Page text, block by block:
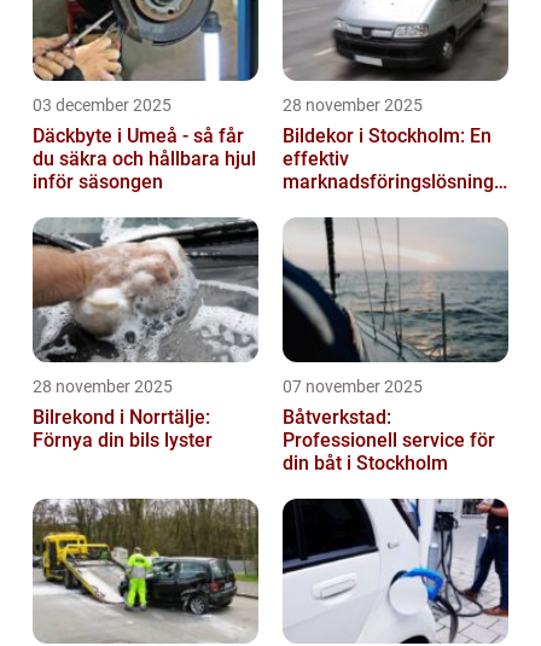
03 december 2025
Däckbyte i Umeå - så får
du säkra och hållbara hjul
inför säsongen
28 november 2025
Bildekor i Stockholm: En
effektiv
marknadsföringslösning
28 november 2025
Bilrekond i Norrtälje:
Förnya din bils lyster
07 november 2025
Båtverkstad:
Professionell service för
din båt i Stockholm